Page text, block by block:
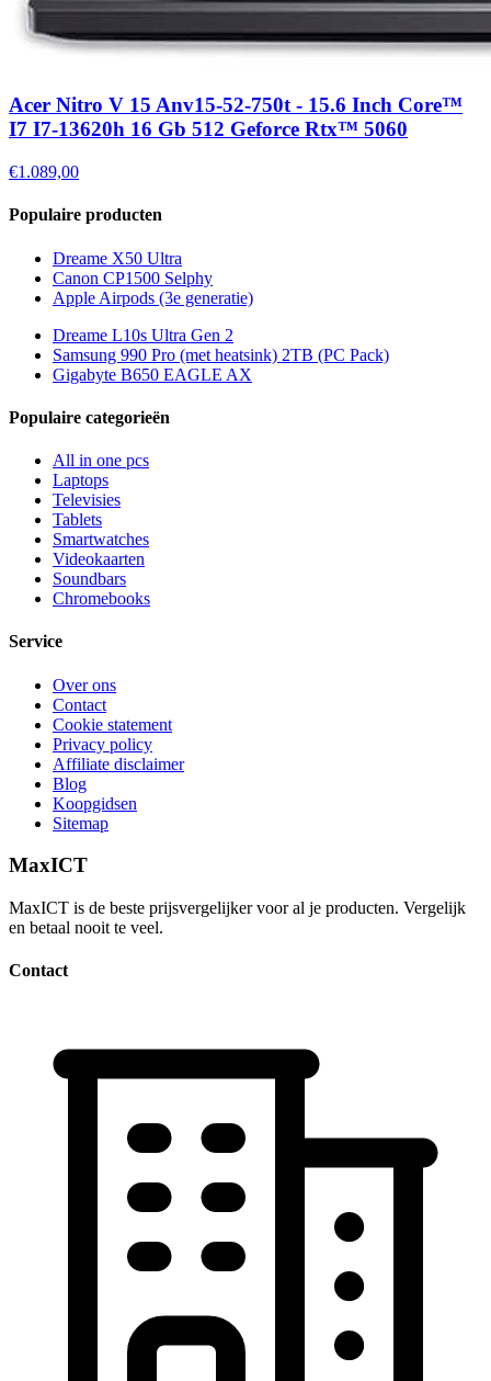
Acer Nitro V 15 Anv15-52-750t - 15.6 Inch Core™
I7 I7-13620h 16 Gb 512 Geforce Rtx™ 5060
€1.089,00
Populaire producten
Dreame X50 Ultra
Canon CP1500 Selphy
Apple Airpods (3e generatie)
Dreame L10s Ultra Gen 2
Samsung 990 Pro (met heatsink) 2TB (PC Pack)
Gigabyte B650 EAGLE AX
Populaire categorieën
All in one pcs
Laptops
Televisies
Tablets
Smartwatches
Videokaarten
Soundbars
Chromebooks
Service
Over ons
Contact
Cookie statement
Privacy policy
Affiliate disclaimer
Blog
Koopgidsen
Sitemap
MaxICT
MaxICT is de beste prijsvergelijker voor al je producten. Vergelijk
en betaal nooit te veel.
Contact